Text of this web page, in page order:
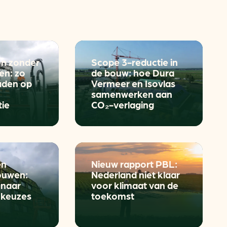
bijproducten
zonder
zo
op
Scope 3-reductie in
de bouw: hoe Dura
Vermeer en Isovlas
samenwerken aan
CO₂-verlaging
Nieuw rapport PBL:
Nederland niet klaar
voor klimaat van de
toekomst